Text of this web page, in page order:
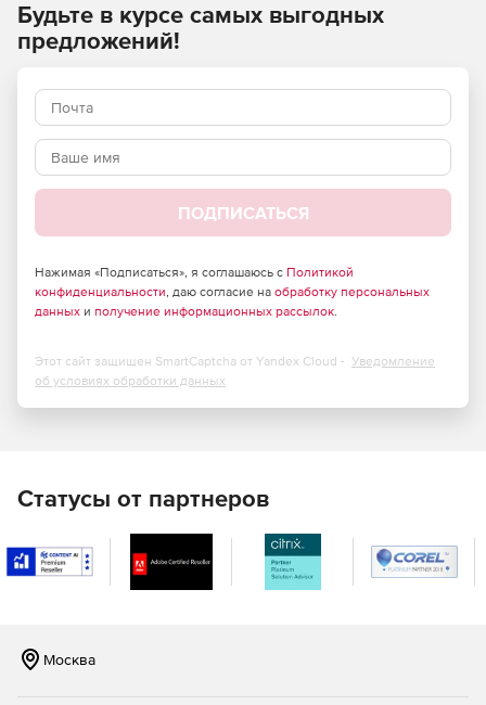
объектов, расположенных в Российской Федерации.
Будьте в курсе самых выгодных
предложений!
ПОДПИСАТЬСЯ
Нажимая «Подписаться», я соглашаюсь с Политикой
конфиденциальности, даю согласие на обработку персональных
данных и получение информационных рассылок.
Этот сайт защищен SmartCaptcha от Yandex Cloud - Уведомление
об условиях обработки данных
Статусы от партнеров
Москва